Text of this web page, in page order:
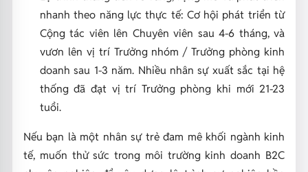
nhanh theo năng lực thực tế: Cơ hội phát triển từ
Cộng tác viên lên Chuyên viên sau 4-6 tháng, và
vươn lên vị trí Trưởng nhóm / Trưởng phòng kinh
doanh sau 1-3 năm. Nhiều nhân sự xuất sắc tại hệ
thống đã đạt vị trí Trưởng phòng khi mới 21-23
tuổi.
Nếu bạn là một nhân sự trẻ đam mê khối ngành kinh
tế, muốn thử sức trong môi trường kinh doanh B2C